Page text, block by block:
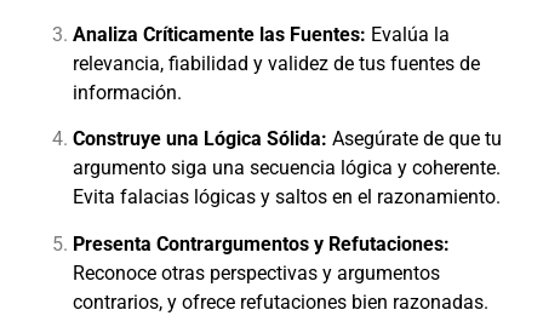
Analiza Críticamente las Fuentes: Evalúa la
relevancia, fiabilidad y validez de tus fuentes de
información.
Construye una Lógica Sólida: Asegúrate de que tu
argumento siga una secuencia lógica y coherente.
Evita falacias lógicas y saltos en el razonamiento.
Presenta Contrargumentos y Refutaciones:
Reconoce otras perspectivas y argumentos
contrarios, y ofrece refutaciones bien razonadas.